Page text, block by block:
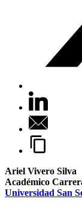
Ariel Vivero Silva
Académico
Universidad San